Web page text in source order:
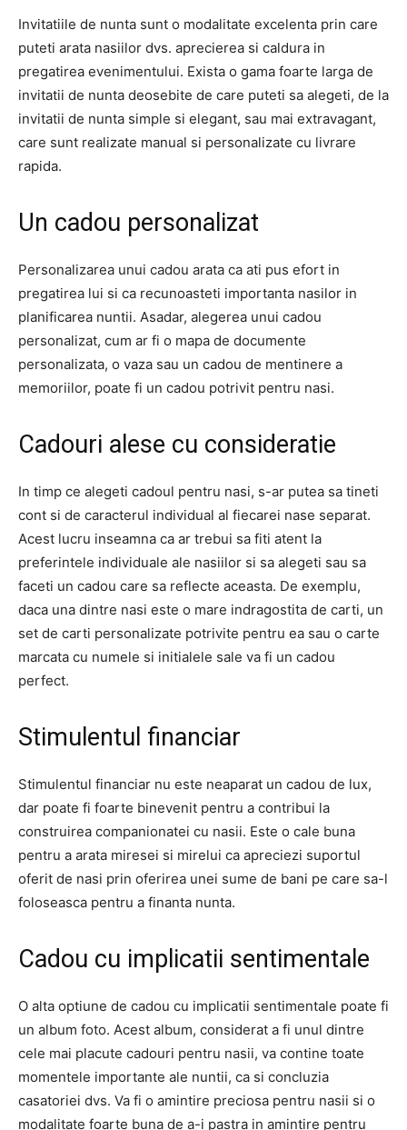
Invitatiile de nunta sunt o modalitate excelenta prin care
puteti arata nasiilor dvs. aprecierea si caldura in
pregatirea evenimentului. Exista o gama foarte larga de
invitatii de nunta deosebite de care puteti sa alegeti, de la
invitatii de nunta simple si elegant, sau mai extravagant,
care sunt realizate manual si personalizate cu livrare
rapida.
Un cadou personalizat
Personalizarea unui cadou arata ca ati pus efort in
pregatirea lui si ca recunoasteti importanta nasilor in
planificarea nuntii. Asadar, alegerea unui cadou
personalizat, cum ar fi o mapa de documente
personalizata, o vaza sau un cadou de mentinere a
memoriilor, poate fi un cadou potrivit pentru nasi.
Cadouri alese cu consideratie
In timp ce alegeti cadoul pentru nasi, s-ar putea sa tineti
cont si de caracterul individual al fiecarei nase separat.
Acest lucru inseamna ca ar trebui sa fiti atent la
preferintele individuale ale nasiilor si sa alegeti sau sa
faceti un cadou care sa reflecte aceasta. De exemplu,
daca una dintre nasi este o mare indragostita de carti, un
set de carti personalizate potrivite pentru ea sau o carte
marcata cu numele si initialele sale va fi un cadou
perfect.
Stimulentul financiar
Stimulentul financiar nu este neaparat un cadou de lux,
dar poate fi foarte binevenit pentru a contribui la
construirea companionatei cu nasii. Este o cale buna
pentru a arata miresei si mirelui ca apreciezi suportul
oferit de nasi prin oferirea unei sume de bani pe care sa-l
foloseasca pentru a finanta nunta.
Cadou cu implicatii sentimentale
O alta optiune de cadou cu implicatii sentimentale poate fi
un album foto. Acest album, considerat a fi unul dintre
cele mai placute cadouri pentru nasii, va contine toate
momentele importante ale nuntii, ca si concluzia
casatoriei dvs. Va fi o amintire preciosa pentru nasii si o
modalitate foarte buna de a-i pastra in amintire pentru